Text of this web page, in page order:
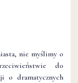
nie myślimy o
do
o dramatycznych